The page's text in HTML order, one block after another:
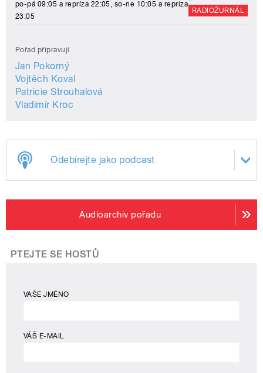
po-pá 09:05 a repríza 22:05, so-ne 10:05 a repríza
23:05
RADIOŽURNÁL
Pořad připravují
Jan Pokorný
Vojtěch Koval
Patricie Strouhalová
Vladimír Kroc
Odebírejte jako podcast
Audioarchiv pořadu
PTEJTE SE HOSTŮ
VAŠE JMÉNO
VÁŠ E-MAIL